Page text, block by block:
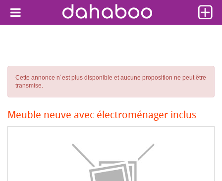
Cette annonce n´est plus disponible et aucune proposition ne peut être
transmise.
Meuble neuve avec électroménager inclus